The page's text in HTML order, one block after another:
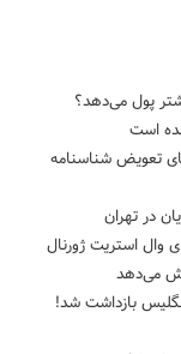
پول می‌دهد؟
است
تعویض شناسنامه
وال استریت ژورنال
می‌دهد
بازداشت شد!